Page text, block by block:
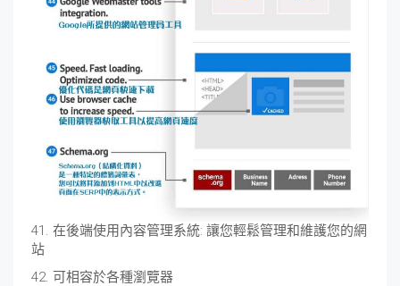
41. 在後端使用內容管理系統: 讓您輕鬆管理和維護您的網
站
42. 可相容於各種瀏覽器